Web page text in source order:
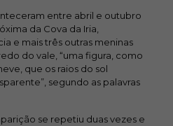
entre abril e outubro
da Cova da Iria,
e mais três outras meninas
do vale, “uma figura, como
que os raios do sol
segundo as palavras
se repetiu duas vezes e